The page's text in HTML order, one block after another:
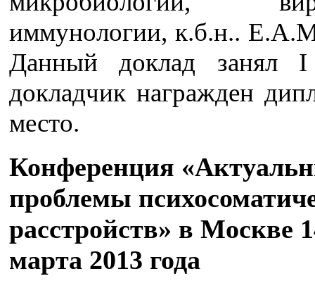
иммунологии, к.б.н..
Данный доклад занял
докладчик награжден
место.
Конференция
проблемы
расстройств» в Москве
марта 2013 года